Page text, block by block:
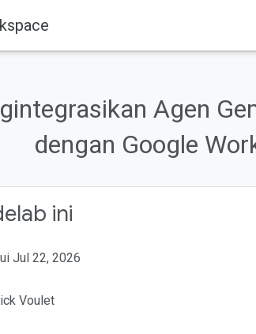
Agen
dengan Google
ini
Jul 22, 2026
Voulet